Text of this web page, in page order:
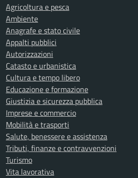
Agricoltura e pesca
Ambiente
Anagrafe e stato civile
Appalti pubblici
Autorizzazioni
Catasto e urbanistica
Cultura e tempo libero
Educazione e formazione
Giustizia e sicurezza pubblica
Imprese e commercio
Mobilità e trasporti
Salute, benessere e assistenza
Tributi, finanze e contravvenzioni
Turismo
Vita lavorativa